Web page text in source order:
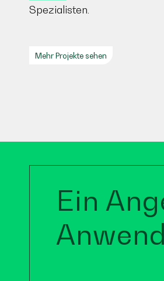
Spezialisten.
Mehr Projekte sehen
Ein